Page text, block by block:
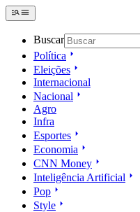
Buscar
Política
Eleições
Internacional
Nacional
Agro
Infra
Esportes
Economia
CNN Money
Inteligência Artificial
Pop
Style